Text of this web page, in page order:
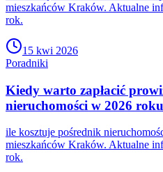
mieszkańców Kraków. Aktualne
rok.
15 kwi 2026
Poradniki
Kiedy warto zapłacić
nieruchomości w 2026 roku
ile kosztuje pośrednik
mieszkańców Kraków. Aktualne
rok.